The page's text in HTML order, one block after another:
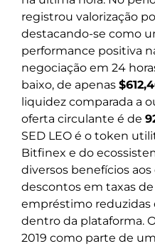
registrou valorização
destacando-se como
performance positiva
negociação em 24
baixo, de apenas
liquidez comparada a
oferta circulante é de
SED LEO é o token
Bitfinex e do
diversos benefícios
descontos em taxas
empréstimo reduzidas
dentro da plataforma.
2019 como parte de